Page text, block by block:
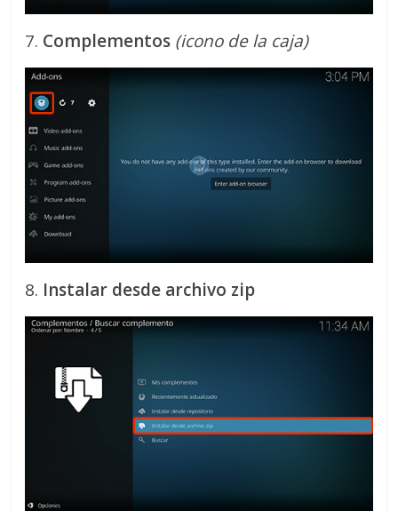
7. Complementos (icono de la caja)
8. Instalar desde archivo zip